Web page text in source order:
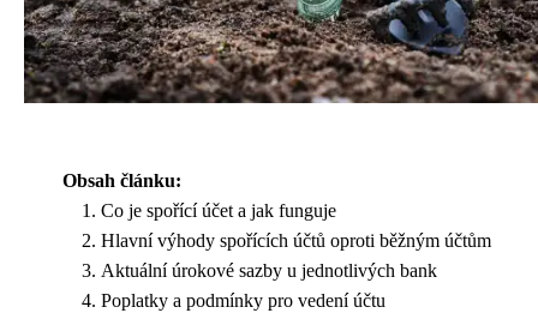
Obsah článku:
Co je spořící účet a jak funguje
Hlavní výhody spořících účtů oproti běžným účtům
Aktuální úrokové sazby u jednotlivých bank
Poplatky a podmínky pro vedení účtu